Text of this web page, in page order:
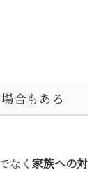
合もある
なく 家族への対